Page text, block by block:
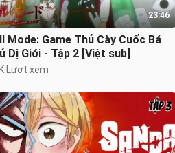
23:46
Mode: Game Thủ Cày Cuốc Bá
Dị Giới - Tập 2 [Việt sub]
Lượt xem